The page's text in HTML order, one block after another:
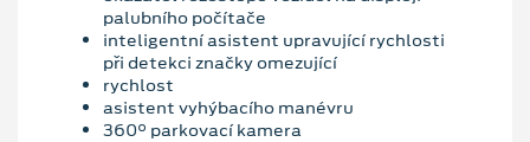
palubního počítače
inteligentní asistent upravující rychlosti
při detekci značky omezující
rychlost
asistent vyhýbacího manévru
360° parkovací kamera